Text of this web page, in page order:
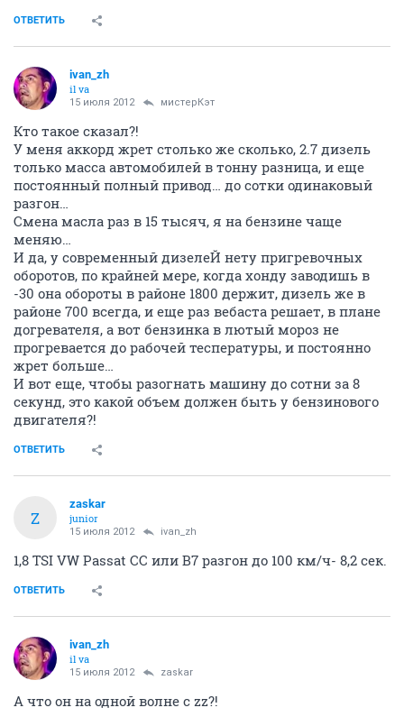
ОТВЕТИТЬ
ivаn_zh
il va
15 июля 2012 мистерКэт
Кто такое сказал?!
У меня аккорд жрет столько же сколько, 2.7 дизель
только масса автомобилей в тонну разница, и еще
постоянный полный привод… до сотки одинаковый
разгон…
Смена масла раз в 15 тысяч, я на бензине чаще
меняю…
И да, у современный дизелеЙ нету пригревочных
оборотов, по крайней мере, когда хонду заводишь в
-30 она обороты в районе 1800 держит, дизель же в
районе 700 всегда, и еще раз вебаста решает, в плане
догревателя, а вот бензинка в лютый мороз не
прогревается до рабочей теспературы, и постоянно
жрет больше…
И вот еще, чтобы разогнать машину до сотни за 8
секунд, это какой объем должен быть у бензинового
двигателя?!
ОТВЕТИТЬ
Z
zaskar
junior
15 июля 2012 ivаn_zh
1,8 TSI VW Passat CC или B7 разгон до 100 км/ч- 8,2 сек.
ОТВЕТИТЬ
ivаn_zh
il va
15 июля 2012 zaskar
А что он на одной волне с zz?!